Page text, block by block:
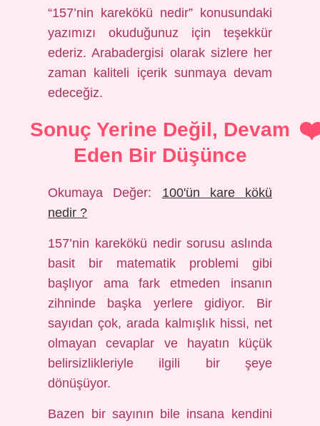
“157’nin karekökü nedir” konusundaki
yazımızı okuduğunuz için teşekkür
ederiz. Arabadergisi olarak sizlere her
zaman kaliteli içerik sunmaya devam
edeceğiz.
Sonuç Yerine Değil, Devam
Eden Bir Düşünce
Okumaya Değer: 100'ün kare kökü
nedir ?
157’nin karekökü nedir sorusu aslında
basit bir matematik problemi gibi
başlıyor ama fark etmeden insanın
zihninde başka yerlere gidiyor. Bir
sayıdan çok, arada kalmışlık hissi, net
olmayan cevaplar ve hayatın küçük
belirsizlikleriyle ilgili bir şeye
dönüşüyor.
Bazen bir sayının bile insana kendini